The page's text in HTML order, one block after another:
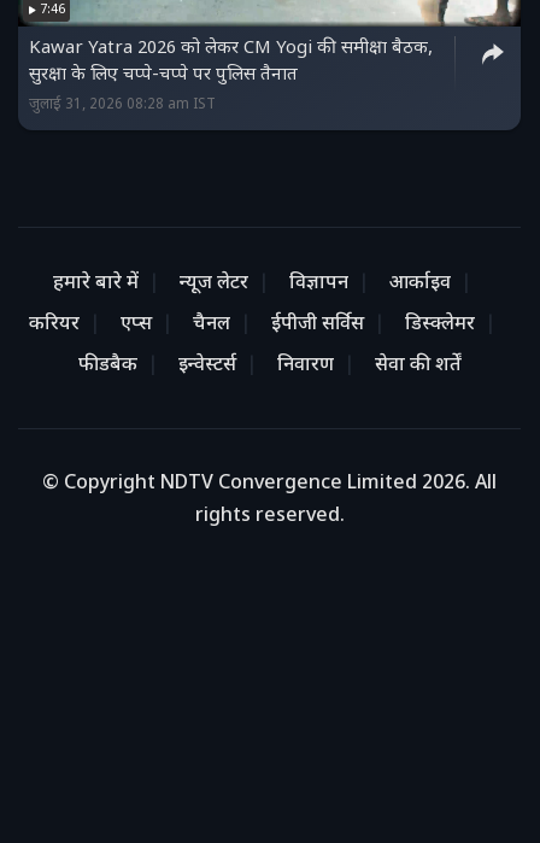
7:46
Kawar Yatra 2026 को लेकर CM Yogi की समीक्षा बैठक,
सुरक्षा के लिए चप्पे-चप्पे पर पुलिस तैनात
जुलाई 31, 2026 08:28 am IST
हमारे बारे में न्यूज लेटर विज्ञापन
आर्काइव
करियर
एप्स चैनल ईपीजी सर्विस
डिस्क्लेमर
फीडबैक
इन्वेस्टर्स निवारण सेवा की शर्तें
© Copyright NDTV Convergence Limited 2026. All
rights reserved.